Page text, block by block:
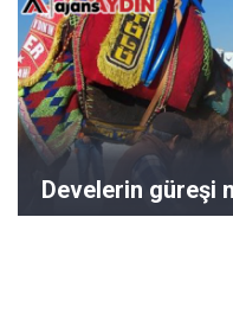
Develerin güreşi